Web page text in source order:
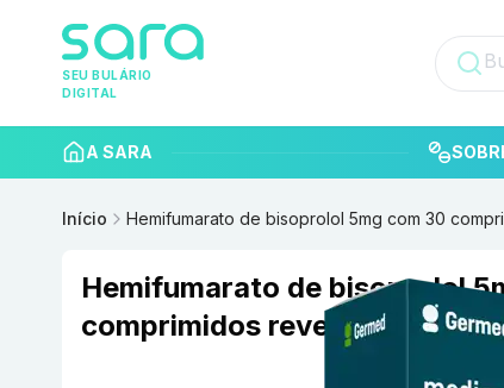
SEU BULÁRIO
DIGITAL
A SARA
Início Hemifumarato de bisoprolol 5mg com 30
Hemifumarato de bisoprolol
comprimidos revestidos